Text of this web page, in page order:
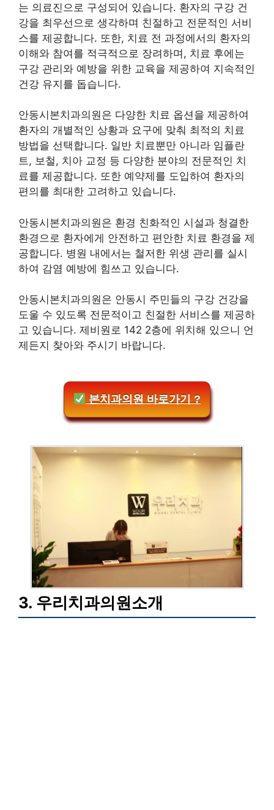
는 의료진으로 구성되어 있습니다. 환자의 구강 건
강을 최우선으로 생각하며 친절하고 전문적인 서비
스를 제공합니다. 또한, 치료 전 과정에서의 환자의
이해와 참여를 적극적으로 장려하며, 치료 후에는
구강 관리와 예방을 위한 교육을 제공하여 지속적인
건강 유지를 돕습니다.
안동시본치과의원은 다양한 치료 옵션을 제공하여
환자의 개별적인 상황과 요구에 맞춰 최적의 치료
방법을 선택합니다. 일반 치료뿐만 아니라 임플란
트, 보철, 치아 교정 등 다양한 분야의 전문적인 치
료를 제공합니다. 또한 예약제를 도입하여 환자의
편의를 최대한 고려하고 있습니다.
안동시본치과의원은 환경 친화적인 시설과 청결한
환경으로 환자에게 안전하고 편안한 치료 환경을 제
공합니다. 병원 내에서는 철저한 위생 관리를 실시
하여 감염 예방에 힘쓰고 있습니다.
안동시본치과의원은 안동시 주민들의 구강 건강을
도울 수 있도록 전문적이고 친절한 서비스를 제공하
고 있습니다. 제비원로 142 2층에 위치해 있으니 언
제든지 찾아와 주시기 바랍니다.
본치과의원 바로가기 ?
3. 우리치과의원소개